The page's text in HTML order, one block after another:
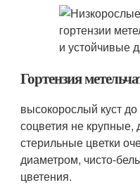
Гортензия
высокорослый куст
соцветия не
стерильные цветки
диаметром, чисто-
цветения.